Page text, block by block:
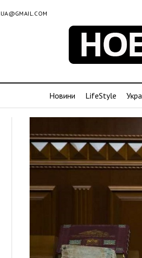
Новини LifeStyle